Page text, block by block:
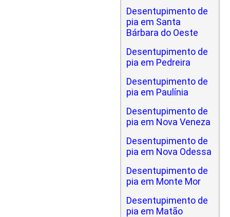
Desentupimento de
pia em Santa
Bárbara do Oeste
Desentupimento de
pia em Pedreira
Desentupimento de
pia em Paulínia
Desentupimento de
pia em Nova Veneza
Desentupimento de
pia em Nova Odessa
Desentupimento de
pia em Monte Mor
Desentupimento de
pia em Matão